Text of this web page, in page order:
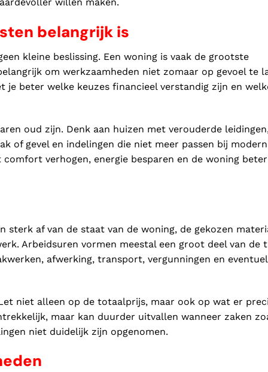
belangrijk is
kleine beslissing. Een woning is vaak de grootste
om werkzaamheden niet zomaar op gevoel te
je beter welke keuzes financieel verstandig zijn en
oud zijn. Denk aan huizen met verouderde
of gevel en indelingen die niet meer passen bij modern
verhogen, energie besparen en de woning
sterk af van de staat van de woning, de gekozen
Arbeidsuren vormen meestal een groot deel van de
afwerking, transport, vergunningen en
niet alleen op de totaalprijs, maar ook op wat er
maar kan duurder uitvallen wanneer zaken
niet duidelijk zijn opgenomen.